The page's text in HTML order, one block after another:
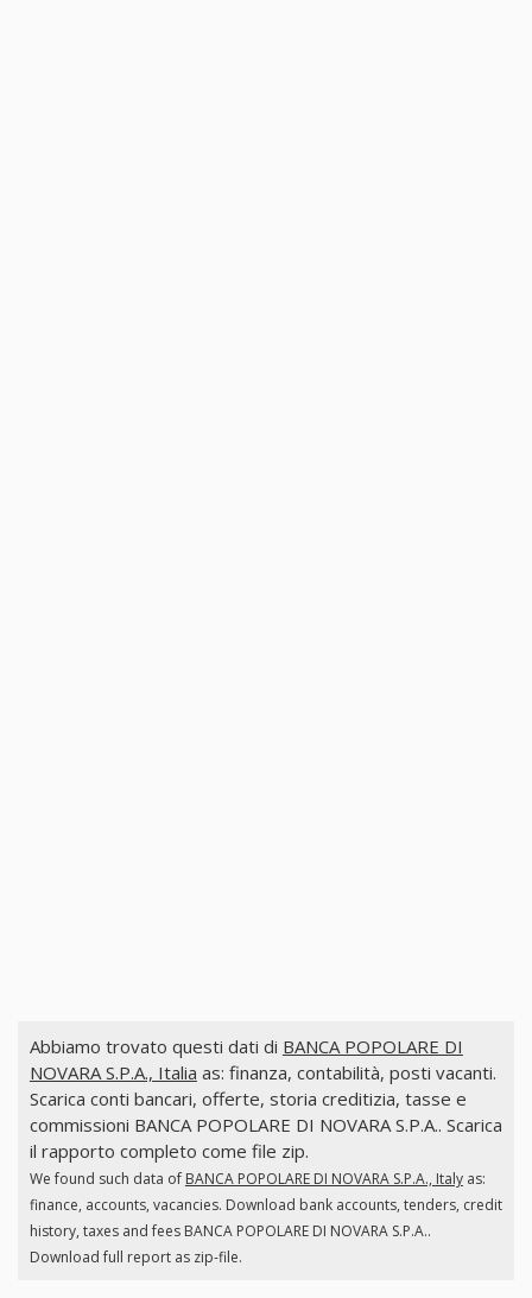
Abbiamo trovato questi dati di BANCA POPOLARE DI
NOVARA S.P.A., Italia as: finanza, contabilità, posti vacanti.
Scarica conti bancari, offerte, storia creditizia, tasse e
commissioni BANCA POPOLARE DI NOVARA S.P.A.. Scarica
il rapporto completo come file zip.
We found such data of BANCA POPOLARE DI NOVARA S.P.A., Italyas:
finance, accounts, vacancies. Download bank accounts, tenders, credit
history, taxes and fees BANCA POPOLARE DI NOVARA S.P.A..
Download full report as zip-file.